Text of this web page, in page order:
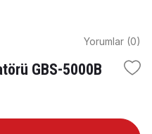
Yorumlar (0)
GBS-5000B